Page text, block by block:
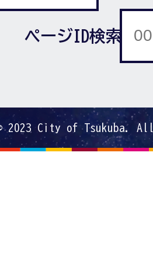
ページID検索
2023 City of Tsukuba.